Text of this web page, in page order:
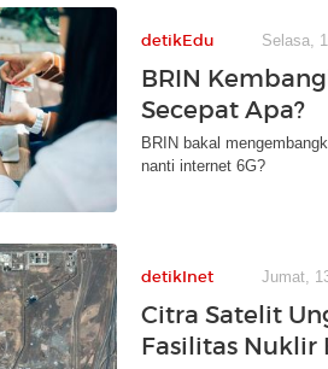
detikEdu Selasa,
BRIN
Secepat Apa?
BRIN bakal
nanti internet 6G?
detikInet Jumat,
Citra Satelit
Fasilitas Nuklir